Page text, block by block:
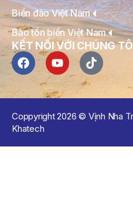
Biển đảo Việt Nam
Bảo tồn biển Việt Nam
KẾT NỐI VỚI CHÚNG
Coppyright 2026 © Vịnh Nha
Khatech